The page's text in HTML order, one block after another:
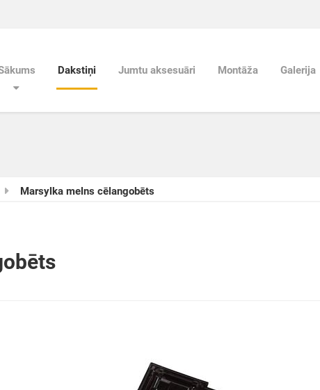
Dakstiņi Jumtu aksesuāri Montāža Galerija
Marsylka melns cēlangobēts